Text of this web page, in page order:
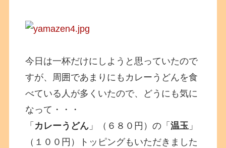
今日は一杯だけにしようと思っていたので
すが、周囲であまりにもカレーうどんを食
べている人が多くいたので、どうにも気に
なって・・・
「 カレーうどん 」（６８０円）の「温玉 」
（１００円）トッピングもいただきました